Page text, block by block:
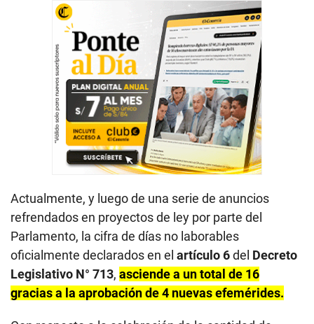
Actualmente, y luego de una serie de anuncios
refrendados en proyectos de ley por parte del
Parlamento, la cifra de días no laborables
oficialmente declarados en el artículo 6del Decreto
Legislativo N° 713, asciende a un total de 16
gracias a la aprobación de 4 nuevas efemérides.